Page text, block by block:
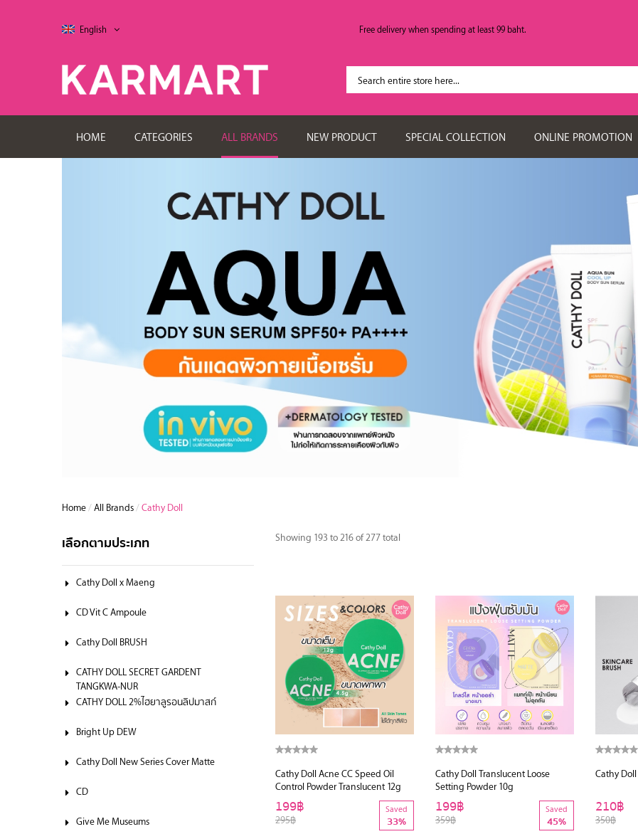
English Free delivery when spending at least 99 baht.
HOME CATEGORIES ALL BRANDS NEW PRODUCT SPECIAL COLLECTION ONLINE PROMOTION
Home /All Brands /Cathy Doll
เลือกตามประเภท
Cathy Doll x Maeng
CD Vit C Ampoule
Cathy Doll BRUSH
CATHY DOLL SECRET GARDENT
TANGKWA-NUR
CATHY DOLL 2%ไฮยาลูรอนลิปมาสก์
Bright Up DEW
Cathy Doll New Series Cover Matte
CD
Give Me Museums
Showing 193 to 216 of 277 total
Cathy Doll Acne CC Speed Oil
Control Powder Translucent 12g
295฿
199฿ Saved
33%
Cathy Doll Translucent Loose
Setting Powder 10g
359฿
199฿ Saved
45%
Cathy
350฿
210฿